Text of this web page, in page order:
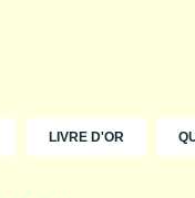
LIVRE D'OR